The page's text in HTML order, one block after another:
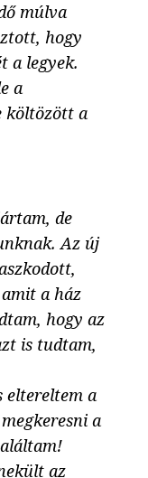
múlva
hogy
a legyek.
a
költözött a
de
Az új
a ház
hogy az
is tudtam,
eltereltem a
a
az